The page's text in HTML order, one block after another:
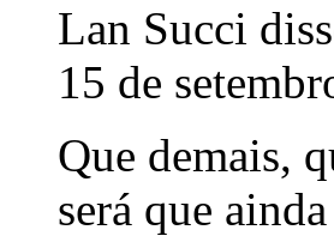
Lan Succi
15 de
Que demais,
será que